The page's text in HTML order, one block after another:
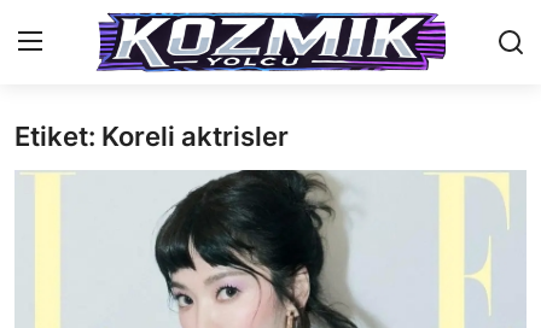
Anasayfa
Etiket: Koreli aktrisler